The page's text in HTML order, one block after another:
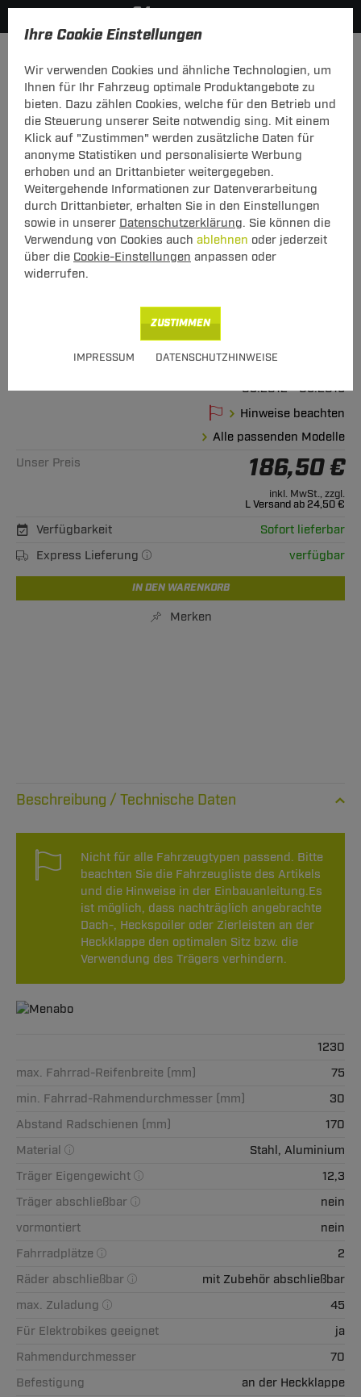
Ihre Cookie Einstellungen
Wir verwenden Cookies und ähnliche Technologien, um
Ihnen für Ihr Fahrzeug optimale Produktangebote zu
bieten. Dazu zählen Cookies, welche für den Betrieb und
die Steuerung unserer Seite notwendig sing. Mit einem
Klick auf "Zustimmen" werden zusätzliche Daten für
anonyme Statistiken und personalisierte Werbung
erhoben und an Drittanbieter weitergegeben.
Weitergehende Informationen zur Datenverarbeitung
durch Drittanbieter, erhalten Sie in den Einstellungen
sowie in unserer Datenschutzerklärung. Sie können die
Verwendung von Cookies auch ablehnen oder jederzeit
über die Cookie-Einstellungen anpassen oder
widerrufen.
IMPRESSUM DATENSCHUTZHINWEISE
ZUSTIMMEN
Hier geht's zur Fahrzeugübersicht: Audi A6 Allroad
Heck-Fahrradträger Stand Up 2 für
Audi A6 Allroad Typ c7/4GH (03.2012 -
05.2019)
Geeignet für
03.2012 - 05.2019
Hinweise beachten
Alle passenden Modelle
Unser Preis
186,50 €
inkl. MwSt., zzgl.
L Versand ab 24,50 €
Verfügbarkeit
Sofort lieferbar
Express Lieferung
verfügbar
IN DEN WARENKORB
Merken
Technische Daten
Nicht für alle Fahrzeugtypen passend. Bitte
beachten Sie die Fahrzeugliste des Artikels
und die Hinweise in der Einbauanleitung.Es
ist möglich, dass nachträglich angebrachte
Dach-, Heckspoiler oder Zierleisten an der
Heckklappe den optimalen Sitz bzw. die
Verwendung des Trägers verhindern.
1230
max. Fahrrad-Reifenbreite (mm)
75
min. Fahrrad-Rahmendurchmesser (mm)
30
Abstand Radschienen (mm)
170
Material
Stahl, Aluminium
Träger Eigengewicht
12,3
Träger abschließbar
nein
vormontiert
nein
Fahrradplätze
2
Räder abschließbar
mit Zubehör abschließbar
max. Zuladung
45
Für Elektrobikes geeignet
ja
Rahmendurchmesser
70
Befestigung
an der Heckklappe